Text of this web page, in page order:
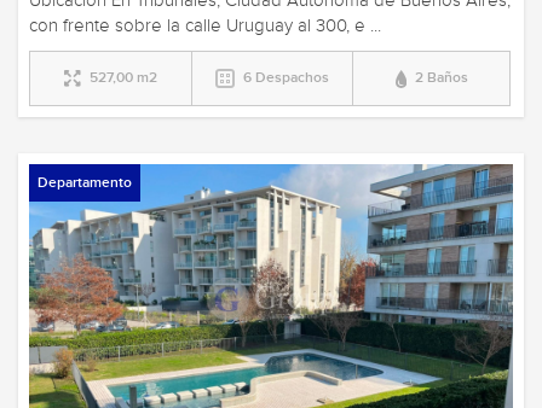
con frente sobre la calle Uruguay al 300, e ...
527,00 m2 6 Despachos 2 Baños
Departamento